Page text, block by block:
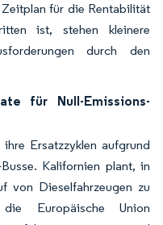
für die Rentabilität
ist, stehen kleinere
durch den
für Null-Emissions-
Ersatzzyklen aufgrund
Kalifornien plant, in
von Dieselfahrzeugen zu
Europäische Union